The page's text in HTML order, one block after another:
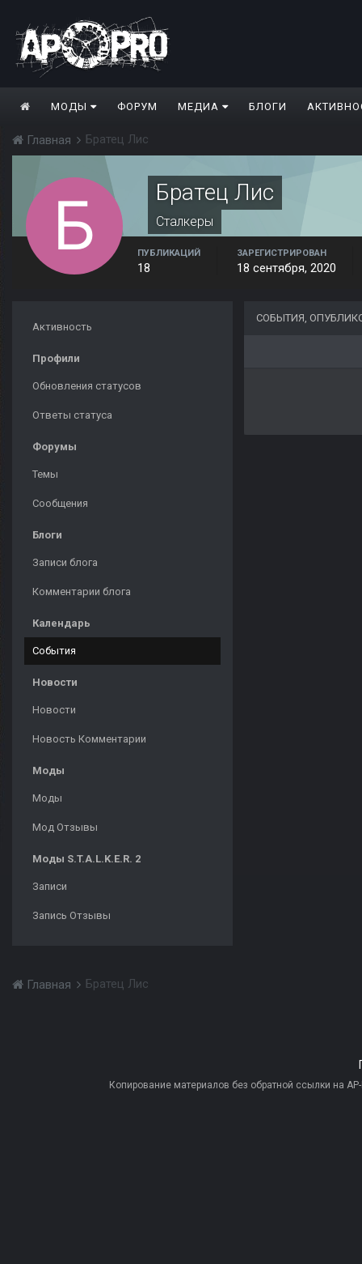
МОДЫ ФОРУМ МЕДИА БЛОГИ
Главная Братец Лис
Братец Лис
Сталкеры
ПУБЛИКАЦИЙ
18
ЗАРЕГИСТРИРОВАН
18 сентября, 2020
Активность
Профили
Обновления статусов
Ответы статуса
Форумы
Темы
Сообщения
Блоги
Записи блога
Комментарии блога
Календарь
События
Новости
Новости
Новость Комментарии
Моды
Моды
Мод Отзывы
Моды S.T.A.L.K.E.R. 2
Записи
Запись Отзывы
СОБЫТИЯ,
Главная Братец Лис
Копирование материалов без обратной ссылки на